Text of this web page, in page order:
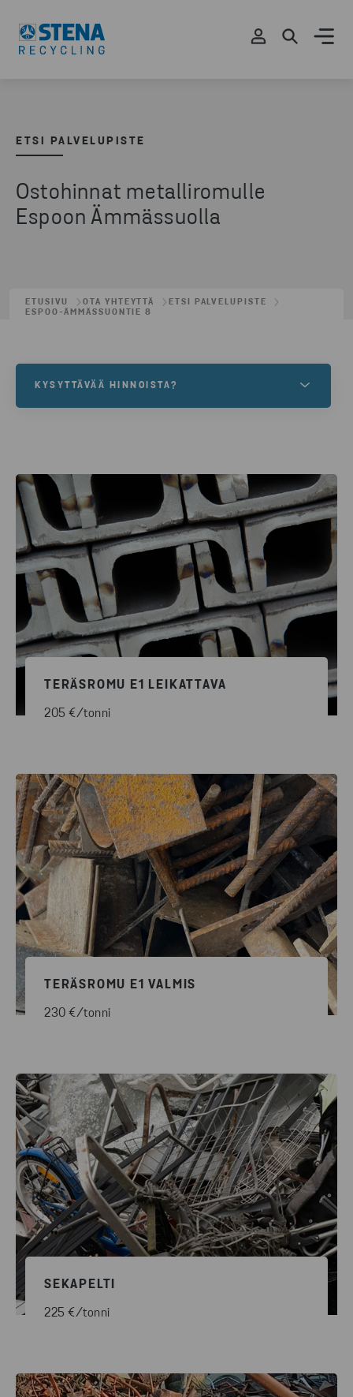
ETSI PALVELUPISTE
Ostohinnat metalliromulle
Espoon Ämmässuolla
ETUSIVU OTA YHTEYTTÄ
ETSI PALVELUPISTE
ESPOO-ÄMMÄSSUONTIE 8
KYSYTTÄVÄÄ HINNOISTA?
lomakkeella.
OTA YHTEYTTÄ
TERÄSROMU E1 LEIKATTAVA
205 €/tonni
TERÄSROMU E1 VALMIS
230 €/tonni
SEKAPELTI
225 €/tonni